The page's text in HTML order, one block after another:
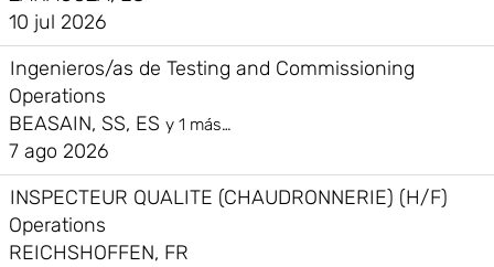
10 jul 2026
Ingenieros/as de Testing and Commissioning
Operations
BEASAIN, SS, ES y 1 más…
7 ago 2026
INSPECTEUR QUALITE (CHAUDRONNERIE) (H/F)
Operations
REICHSHOFFEN, FR